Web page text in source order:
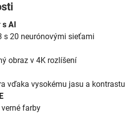
AI
s 20 neurónovými sieťami
obraz v 4K rozlíšení
vďaka vysokému jasu a kontrastu
farby